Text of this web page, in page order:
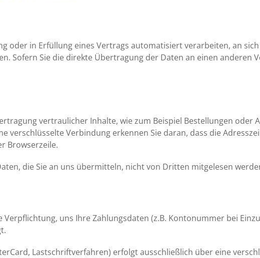
oder in Erfüllung eines Vertrags automatisiert verarbeiten, an
Sofern Sie die direkte Übertragung der Daten an einen anderen
vertraulicher Inhalte, wie zum Beispiel Bestellungen oder
verschlüsselte Verbindung erkennen Sie daran, dass die
Browserzeile.
die Sie an uns übermitteln, nicht von Dritten mitgelesen
uns Ihre Zahlungsdaten (z.B. Kontonummer bei
Lastschriftverfahren) erfolgt ausschließlich über eine